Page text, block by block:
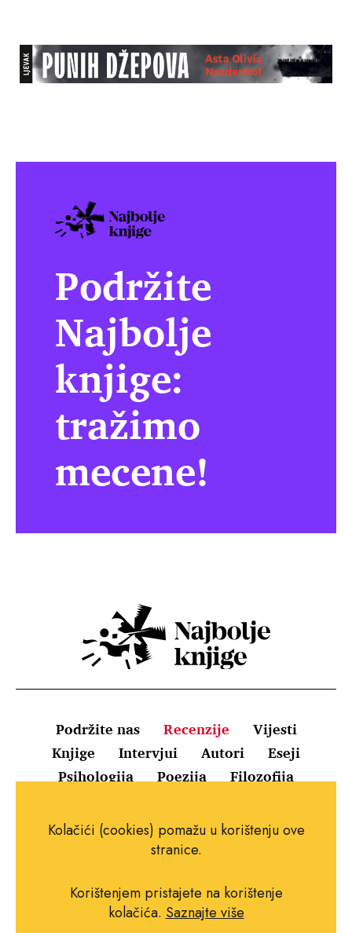
Podržite
Najbolje
knjige:
tražimo
mecene!
Podržite nas Recenzije
Vijesti
Knjige
Intervjui Autori
Eseji
Psihologija
Poezija Filozofija
Uvjeti korištenja
Pravila o kolačićima
Impressum
Kolačići (cookies) pomažu u korištenju ove
stranice.
Korištenjem pristajete na korištenje
kolačića. Saznajte više